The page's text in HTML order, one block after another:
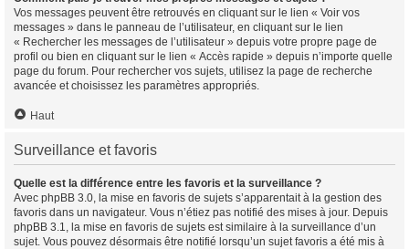
Vos messages peuvent être retrouvés en cliquant sur le lien « Voir vos
messages » dans le panneau de l’utilisateur, en cliquant sur le lien
« Rechercher les messages de l’utilisateur » depuis votre propre page de
profil ou bien en cliquant sur le lien « Accès rapide » depuis n’importe quelle
page du forum. Pour rechercher vos sujets, utilisez la page de recherche
avancée et choisissez les paramètres appropriés.
Haut
Surveillance et favoris
Quelle est la différence entre les favoris et la surveillance ?
Avec phpBB 3.0, la mise en favoris de sujets s’apparentait à la gestion des
favoris dans un navigateur. Vous n’étiez pas notifié des mises à jour. Depuis
phpBB 3.1, la mise en favoris de sujets est similaire à la surveillance d’un
sujet. Vous pouvez désormais être notifié lorsqu’un sujet favoris a été mis à